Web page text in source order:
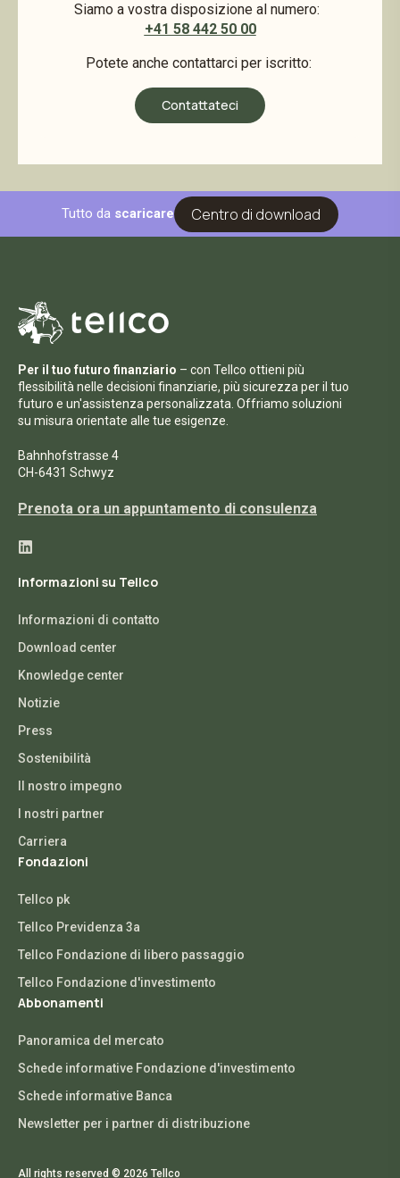
Siamo a vostra disposizione al numero:
+41 58 442 50 00
Potete anche contattarci per iscritto:
Contattateci
Tutto da scaricare Centro di download
Per il tuo futuro finanziario – con Tellco ottieni più
flessibilità nelle decisioni finanziarie, più sicurezza per il tuo
futuro e un'assistenza personalizzata. Offriamo soluzioni
su misura orientate alle tue esigenze.
Bahnhofstrasse 4
CH-6431 Schwyz
Prenota ora un appuntamento di consulenza
Informazioni su Tellco
Informazioni di contatto
Download center
Knowledge center
Notizie
Press
Sostenibilità
Il nostro impegno
I nostri partner
Carriera
Fondazioni
Tellco pk
Tellco Previdenza 3a
Tellco Fondazione di libero passaggio
Tellco Fondazione d'investimento
Abbonamenti
Panoramica del mercato
Schede informative Fondazione d'investimento
Schede informative Banca
Newsletter per i partner di distribuzione
All rights reserved © 2026 Tellco